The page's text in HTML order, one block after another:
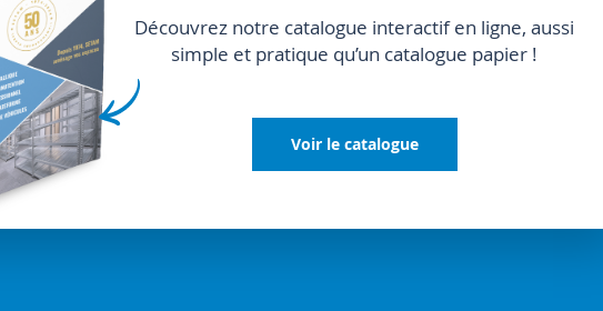
Découvrez notre catalogue interactif en ligne, aussi
simple et pratique qu’un catalogue papier !
Voir le catalogue